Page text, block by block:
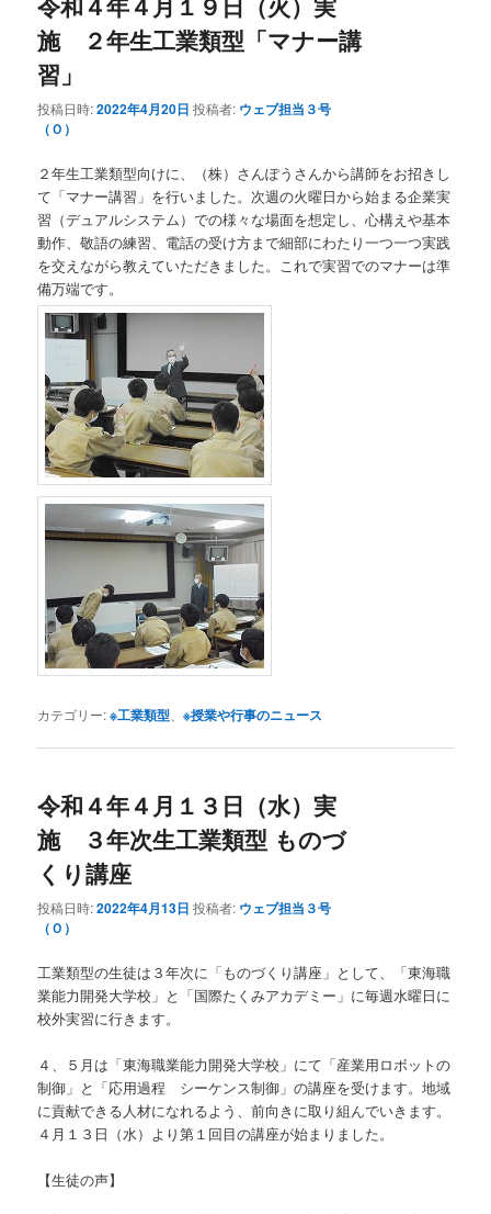
施 ２年生工業類型「マナー講
習」
投稿日時:2022年4月20日 投稿者: ウェブ担当３号
（Ｏ）
２年生工業類型向けに、（株）さんぽうさんから講師をお招きし
て「マナー講習」を行いました。次週の火曜日から始まる企業実
習（デュアルシステム）での様々な場面を想定し、心構えや基本
動作、敬語の練習、電話の受け方まで細部にわたり一つ一つ実践
を交えながら教えていただきました。これで実習でのマナーは準
備万端です。
カテゴリー:※工業類型 、※授業や行事のニュース
令和４年４月１３日（水）実
施 ３年次生工業類型 ものづ
くり講座
投稿日時:2022年4月13日 投稿者: ウェブ担当３号
（Ｏ）
工業類型の生徒は３年次に「ものづくり講座」として、「東海職
業能力開発大学校」と「国際たくみアカデミー」に毎週水曜日に
校外実習に行きます。
４、５月は「東海職業能力開発大学校」にて「産業用ロボットの
制御」と「応用過程 シーケンス制御」の講座を受けます。地域
に貢献できる人材になれるよう、前向きに取り組んでいきます。
４月１３日（水）より第１回目の講座が始まりました。
【生徒の声】